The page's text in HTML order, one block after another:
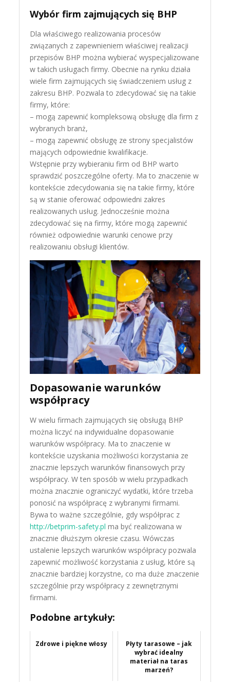
Wybór firm zajmujących się BHP
Dla właściwego realizowania procesów
związanych z zapewnieniem właściwej realizacji
przepisów BHP można wybierać wyspecjalizowane
w takich usługach firmy. Obecnie na rynku działa
wiele firm zajmujących się świadczeniem usług z
zakresu BHP. Pozwala to zdecydować się na takie
firmy, które:
– mogą zapewnić kompleksową obsługę dla firm z
wybranych branż,
– mogą zapewnić obsługę ze strony specjalistów
mających odpowiednie kwalifikacje.
Wstępnie przy wybieraniu firm od BHP warto
sprawdzić poszczególne oferty. Ma to znaczenie w
kontekście zdecydowania się na takie firmy, które
są w stanie oferować odpowiedni zakres
realizowanych usług. Jednocześnie można
zdecydować się na firmy, które mogą zapewnić
również odpowiednie warunki cenowe przy
realizowaniu obsługi klientów.
Dopasowanie warunków
współpracy
W wielu firmach zajmujących się obsługą BHP
można liczyć na indywidualne dopasowanie
warunków współpracy. Ma to znaczenie w
kontekście uzyskania możliwości korzystania ze
znacznie lepszych warunków finansowych przy
współpracy. W ten sposób w wielu przypadkach
można znacznie ograniczyć wydatki, które trzeba
ponosić na współpracę z wybranymi firmami.
Bywa to ważne szczególnie, gdy współprac z
http://betprim-safety.pl ma być realizowana w
znacznie dłuższym okresie czasu. Wówczas
ustalenie lepszych warunków współpracy pozwala
zapewnić możliwość korzystania z usług, które są
znacznie bardziej korzystne, co ma duże znaczenie
szczególnie przy współpracy z zewnętrznymi
firmami.
Podobne artykuły:
Zdrowe i piękne włosy
Płyty tarasowe – jak
wybrać idealny
materiał na taras
marzeń?